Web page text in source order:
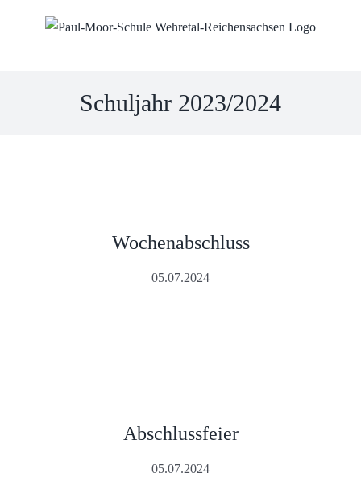
Schuljahr 2023/2024
Wochenabschluss
05.07.2024
Abschlussfeier
05.07.2024